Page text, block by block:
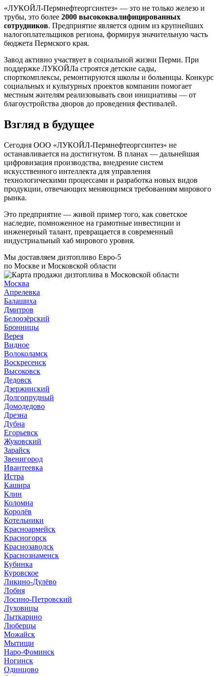
«ЛУКОЙЛ-Пермнефтеоргсинтез» — это не только железо и
трубы, это более 2000 высококвалифицированных
сотрудников. Предприятие является одним из крупнейших
налогоплательщиков региона, формируя значительную часть
бюджета Пермского края.
Завод активно участвует в социальной жизни Перми. При
поддержке ЛУКОЙЛа строятся детские сады,
спорткомплексы, ремонтируются школы и больницы. Конкурс
социальных и культурных проектов компании помогает
местным жителям реализовывать свои инициативы — от
благоустройства дворов до проведения фестивалей.
Взгляд в будущее
Сегодня ООО «ЛУКОЙЛ-Пермнефтеоргсинтез» не
останавливается на достигнутом. В планах — дальнейшая
цифровизация производства, внедрение систем
искусственного интеллекта для управления
технологическими процессами и разработка новых видов
продукции, отвечающих меняющимся требованиям мирового
рынка.
Это предприятие — живой пример того, как советское
наследие, помноженное на грамотные инвестиции и
инженерный талант, превращается в современный
индустриальный хаб мирового уровня.
Мы доставляем дизтопливо Евро-5
по Москве и Московской области
Москва
Апрелевка
Балашиха
Дмитров
Белоозёрский
Бронницы
Верея
Видное
Волоколамск
Воскресенск
Высоковск
Дедовск
Дзержинский
Долгопрудный
Домодедово
Дрезна
Дубна
Егорьевск
Жуковский
Зарайск
Звенигород
Ивантеевка
Истра
Кашира
Клин
Коломна
Королёв
Котельники
Красноармейск
Красногорск
Краснозаводск
Краснознаменск
Кубинка
Куровское
Ликино-Дулёво
Лобня
Лосино-Петровский
Луховицы
Лыткарино
Люберцы
Можайск
Мытищи
Наро-Фоминск
Ногинск
Одинцово